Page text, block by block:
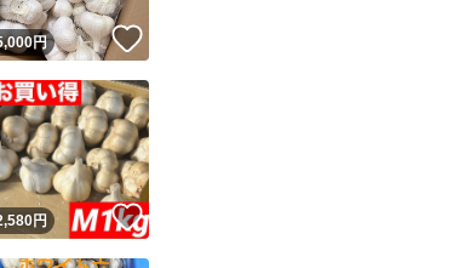
ユーザーの実績について
基準を満たしたユーザーにバッジを付与しています
フリマの基準をクリアした安心・安全なユーザーです
の商品の情報をコピーします
禁止 されています
ね！
円
ね！
円 いいね！